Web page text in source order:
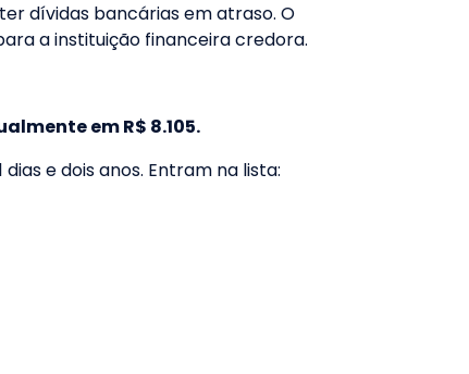
dívidas bancárias em atraso. O
a instituição financeira credora.
em R$ 8.105.
e dois anos. Entram na lista: